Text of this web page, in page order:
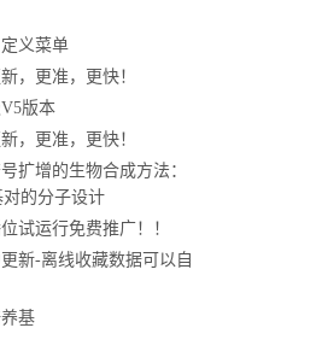
义菜单
，更准，更快！
版本
，更准，更快！
扩增的生物合成方法：
的分子设计
试运行免费推广！！
新-离线收藏数据可以自
基